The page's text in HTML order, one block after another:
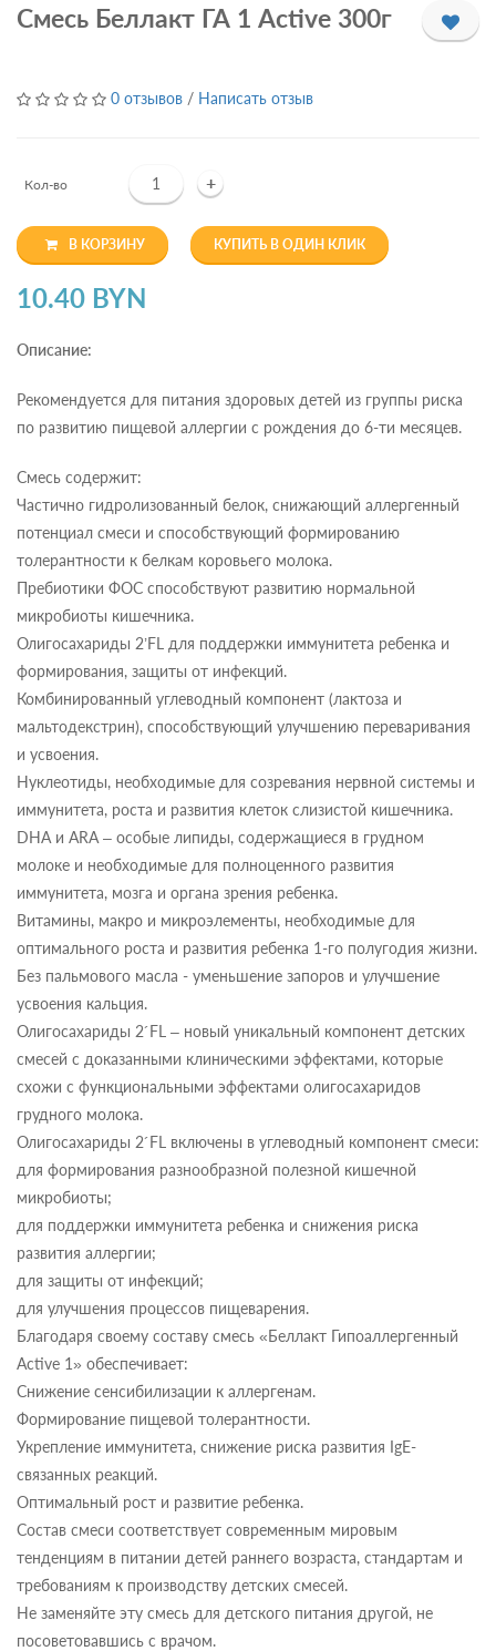
Смесь Беллакт ГА 1 Active 300г
0 отзывов / Написать отзыв
Кол-во +
В КОРЗИНУ КУПИТЬ В ОДИН КЛИК
10.40 BYN
Описание:
Рекомендуется для питания здоровых детей из группы риска
по развитию пищевой аллергии с рождения до 6-ти месяцев.
Смесь содержит:
Частично гидролизованный белок, снижающий аллергенный
потенциал смеси и способствующий формированию
толерантности к белкам коровьего молока.
Пребиотики ФОС способствуют развитию нормальной
микробиоты кишечника.
Олигосахариды 2’FL для поддержки иммунитета ребенка и
формирования, защиты от инфекций.
Комбинированный углеводный компонент (лактоза и
мальтодекстрин), способствующий улучшению переваривания
и усвоения.
Нуклеотиды, необходимые для созревания нервной системы и
иммунитета, роста и развития клеток слизистой кишечника.
DHA и ARA – особые липиды, содержащиеся в грудном
молоке и необходимые для полноценного развития
иммунитета, мозга и органа зрения ребенка.
Витамины, макро и микроэлементы, необходимые для
оптимального роста и развития ребенка 1-го полугодия жизни.
Без пальмового масла - уменьшение запоров и улучшение
усвоения кальция.
Олигосахариды 2´FL – новый уникальный компонент детских
смесей с доказанными клиническими эффектами, которые
схожи с функциональными эффектами олигосахаридов
грудного молока.
Олигосахариды 2´FL включены в углеводный компонент смеси:
для формирования разнообразной полезной кишечной
микробиоты;
для поддержки иммунитета ребенка и снижения риска
развития аллергии;
для защиты от инфекций;
для улучшения процессов пищеварения.
Благодаря своему составу смесь «Беллакт Гипоаллергенный
Active 1» обеспечивает:
Снижение сенсибилизации к аллергенам.
Формирование пищевой толерантности.
Укрепление иммунитета, снижение риска развития IgE-
связанных реакций.
Оптимальный рост и развитие ребенка.
Состав смеси соответствует современным мировым
тенденциям в питании детей раннего возраста, стандартам и
требованиям к производству детских смесей.
Не заменяйте эту смесь для детского питания другой, не
посоветовавшись с врачом.